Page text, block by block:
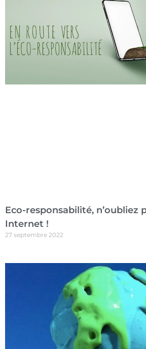
Eco-responsabilité, n’oubliez
Internet !
27 septembre 2022